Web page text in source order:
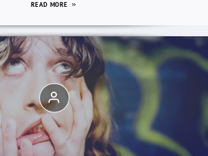
READ MORE